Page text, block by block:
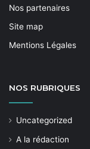
Nos partenaires
Site map
Mentions Légales
NOS RUBRIQUES
Uncategorized
A la rédaction